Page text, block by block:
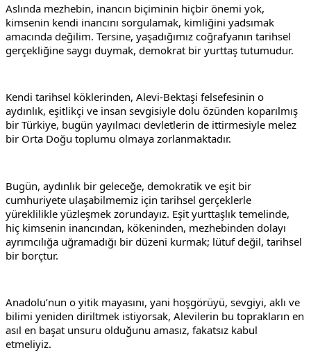
Aslında mezhebin, inancın biçiminin hiçbir önemi yok,
kimsenin kendi inancını sorgulamak, kimliğini yadsımak
amacında değilim. Tersine, yaşadığımız coğrafyanın tarihsel
gerçekliğine saygı duymak, demokrat bir yurttaş tutumudur.
Kendi tarihsel köklerinden, Alevi-Bektaşi felsefesinin o
aydınlık, eşitlikçi ve insan sevgisiyle dolu özünden koparılmış
bir Türkiye, bugün yayılmacı devletlerin de ittirmesiyle melez
bir Orta Doğu toplumu olmaya zorlanmaktadır.
Bugün, aydınlık bir geleceğe, demokratik ve eşit bir
cumhuriyete ulaşabilmemiz için tarihsel gerçeklerle
yüreklilikle yüzleşmek zorundayız. Eşit yurttaşlık temelinde,
hiç kimsenin inancından, kökeninden, mezhebinden dolayı
ayrımcılığa uğramadığı bir düzeni kurmak; lütuf değil, tarihsel
bir borçtur.
Anadolu’nun o yitik mayasını, yani hoşgörüyü, sevgiyi, aklı ve
bilimi yeniden diriltmek istiyorsak, Alevilerin bu toprakların en
asıl en başat unsuru olduğunu amasız, fakatsız kabul
etmeliyiz.